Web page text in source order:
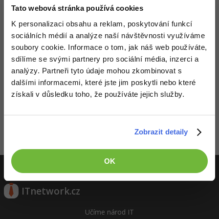
Tato webová stránka používá cookies
K personalizaci obsahu a reklam, poskytování funkcí
sociálních médií a analýze naší návštěvnosti využíváme
soubory cookie. Informace o tom, jak náš web používáte,
sdílíme se svými partnery pro sociální média, inzerci a
analýzy. Partneři tyto údaje mohou zkombinovat s
dalšími informacemi, které jste jim poskytli nebo které
získali v důsledku toho, že používáte jejich služby.
Zobrazit detaily
OK
WordPress specialista
SEO specialista
Algoritmy -41%
Umělá inteligence (AI) -10%
Pro děti
Více
Testování softwaru
Datová analýza
HTML/CSS -80%
Příběhy absolventů
Děláme co je v našich silách, aby byly zdejší diskuze co
registrovaní členové. Pro zapojení do diskuze sepřihlas.
ITnetwork.cz
Učíme národ IT